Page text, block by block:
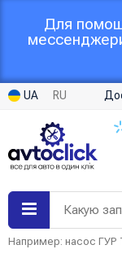
Для
UA RU
Какую
Например: насос ГУР